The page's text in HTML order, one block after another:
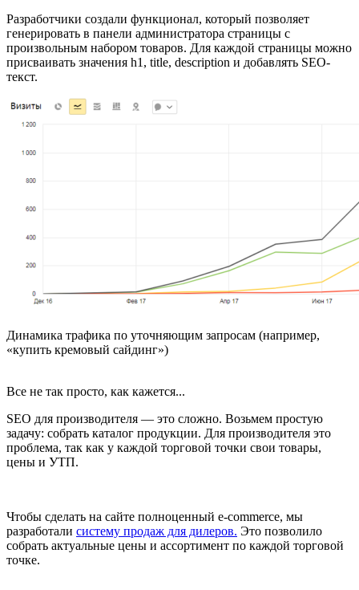
Разработчики создали функционал, который позволяет
генерировать в панели администратора страницы с
произвольным набором товаров. Для каждой страницы можно
присваивать значения h1, title, description и добавлять SEO-
текст.
Динамика трафика по уточняющим запросам (например,
«купить кремовый сайдинг»)
Все не так просто, как кажется...
SEO для производителя — это сложно. Возьмем простую
задачу: собрать каталог продукции. Для производителя это
проблема, так как у каждой торговой точки свои товары,
цены и УТП.
Чтобы сделать на сайте полноценный e-commerce, мы
разработали систему продаж для дилеров. Это позволило
собрать актуальные цены и ассортимент по каждой торговой
точке.